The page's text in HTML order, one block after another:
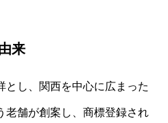
来
とし、関西を中心に広まった
老舗が創案し、商標登録され